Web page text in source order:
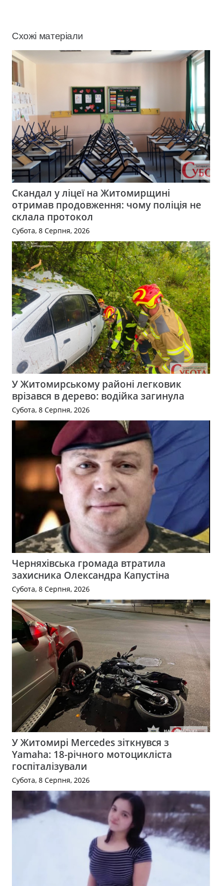
Схожі матеріали
Скандал у ліцеї на Житомирщині
отримав продовження: чому поліція не
склала протокол
Субота, 8 Серпня, 2026
У Житомирському районі легковик
врізався в дерево: водійка загинула
Субота, 8 Серпня, 2026
Черняхівська громада втратила
захисника Олександра Капустіна
Субота, 8 Серпня, 2026
У Житомирі Mercedes зіткнувся з
Yamaha: 18-річного мотоцикліста
госпіталізували
Субота, 8 Серпня, 2026